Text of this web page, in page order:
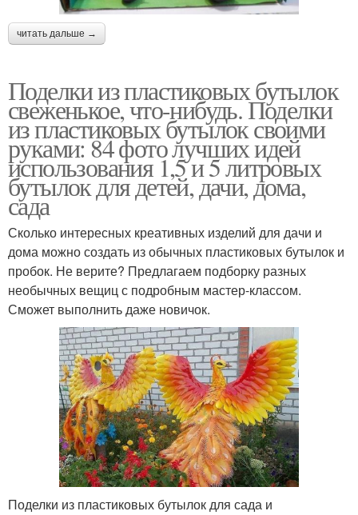
читать дальше →
Поделки из пластиковых бутылок
свеженькое, что-нибудь. Поделки
из пластиковых бутылок своими
руками: 84 фото лучших идей
использования 1,5 и 5 литровых
бутылок для детей, дачи, дома,
сада
Сколько интересных креативных изделий для дачи и
дома можно создать из обычных пластиковых бутылок и
пробок. Не верите? Предлагаем подборку разных
необычных вещиц с подробным мастер-классом.
Сможет выполнить даже новичок.
Поделки из пластиковых бутылок для сада и